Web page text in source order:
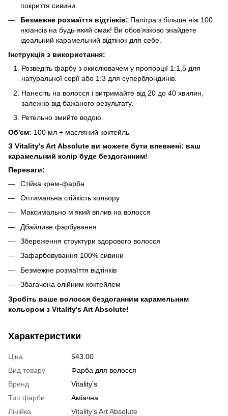
покриття сивини.
Безмежне розмаїття відтінків: Палітра з більше ніж 100
нюансів на будь-який смак! Ви обов'язково знайдете
ідеальний карамельний відтінок для себе.
Інструкція з використання:
Розведіть фарбу з окислювачем у пропорції 1:1,5 для
натуральної серії або 1:3 для суперблондинів.
Нанесіть на волосся і витримайте від 20 до 40 хвилин,
залежно від бажаного результату.
Ретельно змийте водою.
Об'єм: 100 мл + масляний коктейль
З Vitality's Art Absolute ви можете бути впевнені: ваш
карамельний колір буде бездоганним!
Переваги:
Стійка крем-фарба
Оптимальна стійкість кольору
Максимально м'який вплив на волосся
Дбайливе фарбування
Збереження структури здорового волосся
Зафарбовування 100% сивини
Безмежне розмаїття відтінків
Збагачена олійним коктейлем
Зробіть ваше волосся бездоганним карамельним
кольором з Vitality's Art Absolute!
Характеристики
Ціна
543.00
Вид товару
Фарба для волосся
Бренд
Vitality’s
Тип фарби
Аміачна
Лінійка
Vitality’s Art Absolute